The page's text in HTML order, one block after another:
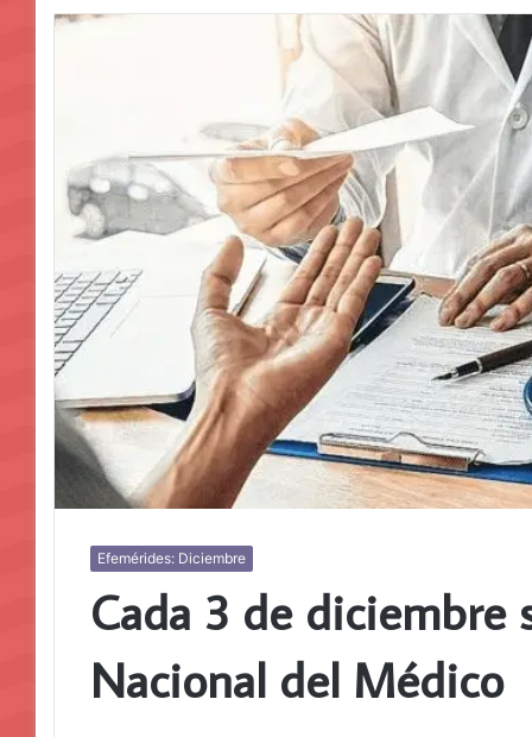
Efemérides: Diciembre
Cada 3 de diciembre
Nacional del Médico